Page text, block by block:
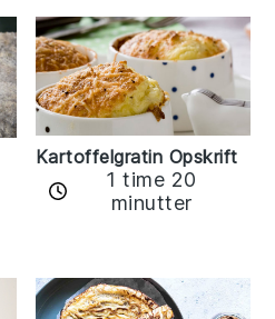
Kartoffelgratin Opskrift
1 time 20
minutter